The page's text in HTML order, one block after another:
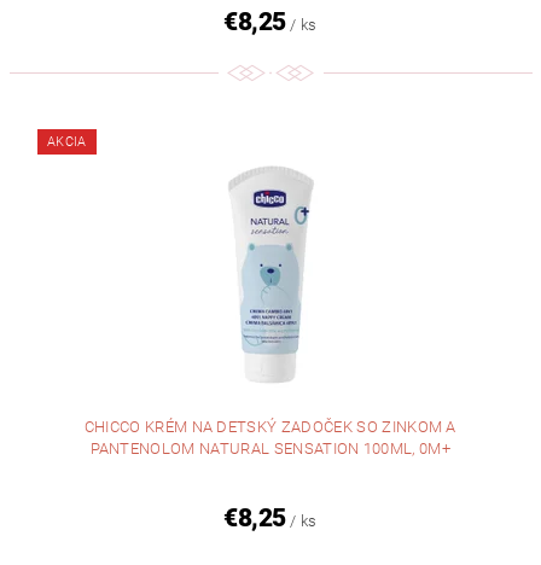
€8,25 / ks
AKCIA
CHICCO KRÉM NA DETSKÝ ZADOČEK SO ZINKOM A
PANTENOLOM NATURAL SENSATION 100ML, 0M+
€8,25 / ks